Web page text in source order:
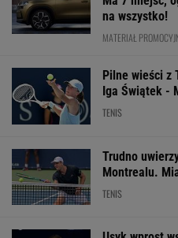
na wszystko!
MATERIAŁ
Pilne wieści z
Iga Świątek -
TENIS
Trudno
Montrealu.
TENIS